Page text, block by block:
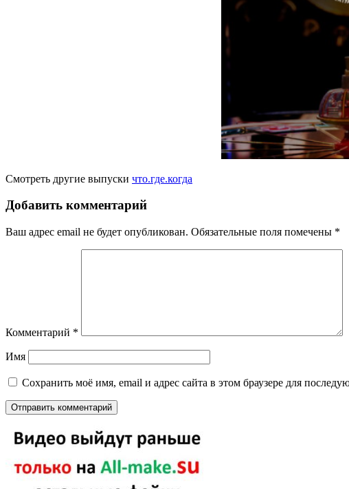
Смотреть другие выпуски что.где.когда
Добавить комментарий
Ваш адрес email не будет опубликован. Обязательные поля помечены *
Комментарий *
Имя
Сохранить моё имя, email и адрес сайта в этом браузере для